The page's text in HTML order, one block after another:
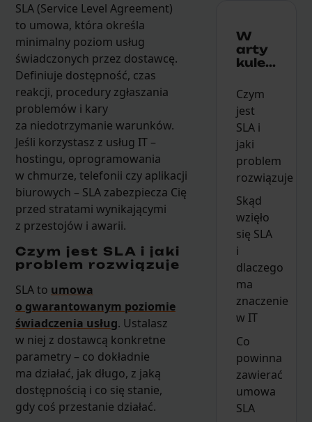
SLA (Service Level Agreement)
to umowa, która określa
minimalny poziom usług
świadczonych przez dostawcę.
Definiuje dostępność, czas
reakcji, procedury zgłaszania
problemów i kary
za niedotrzymanie warunków.
Jeśli korzystasz z usług IT –
hostingu, oprogramowania
w chmurze, telefonii czy aplikacji
biurowych – SLA zabezpiecza Cię
przed stratami wynikającymi
z przestojów i awarii.
Czym jest SLA i jaki
problem rozwiązuje
SLA to umowa
o gwarantowanym poziomie
świadczenia usług. Ustalasz
w niej z dostawcą konkretne
parametry – co dokładnie
ma działać, jak długo, z jaką
dostępnością i co się stanie,
gdy coś przestanie działać.
W
arty
kule...
Czym
jest
SLA i
jaki
problem
rozwiązuje
Skąd
wzięło
się SLA
i
dlaczego
ma
znaczenie
w IT
Co
powinna
zawierać
umowa
SLA